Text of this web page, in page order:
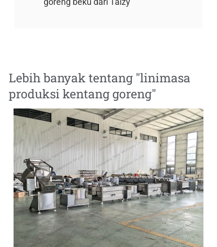
Lebih banyak tentang "linimasa
produksi kentang goreng"